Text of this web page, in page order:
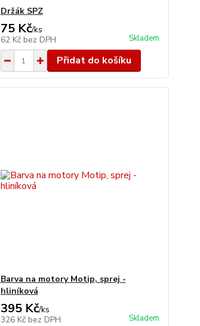
Držák SPZ
75 Kč/ks
62 Kč bez DPH Skladem
Přidat do košíku
Barva na motory Motip, sprej -
hliníková
395 Kč/ks
326 Kč bez DPH Skladem